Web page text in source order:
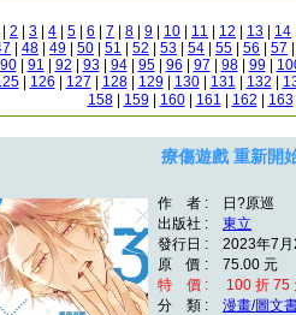
2 3 4 5 6 7 8 9 10 11 12 13 14
48 49 50 51 52 53 54 55 56 57
90| 91 92 93| 94| 95| 96 97 98| 99|
| 126 127 128| 129| 130| 131 132
158| 159| 160| 161 162 163
療傷遊戲 重新開
作 者 : 日?原巡
出版社 : 東立
發行日 : 2023年7月
原 價 : 75.00 元
特 價 : 100 折 75
分 類 : 漫畫/圖文